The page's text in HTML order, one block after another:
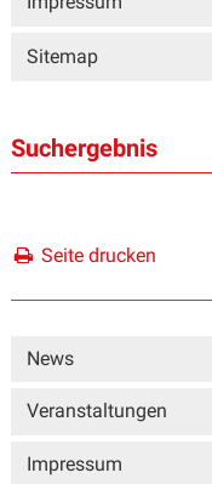
Sitemap
Suchergebnis
Seite drucken
Sidebar
News
Veranstaltungen
Impressum